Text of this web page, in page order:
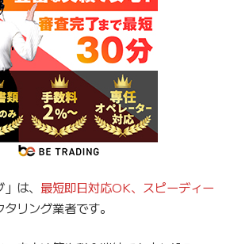
は、 最短即日対応OK、スピーディー
リング業者です。